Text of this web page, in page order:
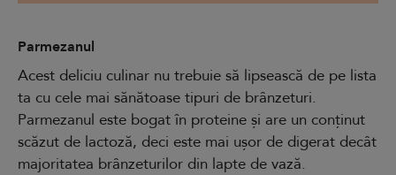
Parmezanul
Acest deliciu culinar nu trebuie să lipsească de pe lista
ta cu cele mai sănătoase tipuri de brânzeturi.
Parmezanul este bogat în proteine și are un conținut
scăzut de lactoză, deci este mai ușor de digerat decât
majoritatea brânzeturilor din lapte de vază.